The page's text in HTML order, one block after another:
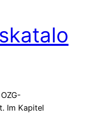
Im Kapitel